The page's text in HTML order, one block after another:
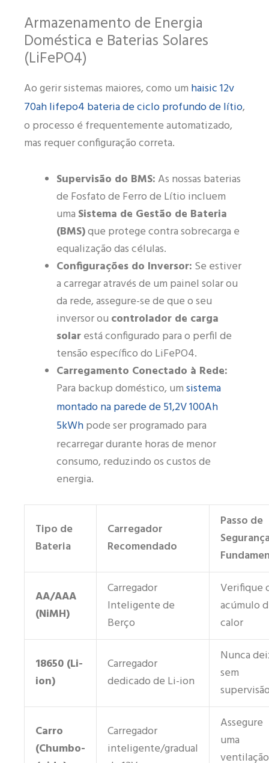
Armazenamento de Energia
Doméstica e Baterias Solares
(LiFePO4)
Ao gerir sistemas maiores, como um haisic 12v
70ah lifepo4 bateria de ciclo profundo de lítio,
o processo é frequentemente automatizado,
mas requer configuração correta.
Supervisão do BMS:As nossas baterias
de Fosfato de Ferro de Lítio incluem
uma Sistema de Gestão de Bateria
(BMS)que protege contra sobrecarga e
equalização das células.
Configurações do Inversor: Se estiver
a carregar através de um painel solar ou
da rede, assegure-se de que o seu
inversor ou controlador de carga
solarestá configurado para o perfil de
tensão específico do LiFePO4.
Carregamento Conectado à Rede:
Para backup doméstico, umsistema
montado na parede de 51,2V 100Ah
5kWhpode ser programado para
recarregar durante horas de menor
consumo, reduzindo os custos de
energia.
Tipo de
Bateria
Carregador
Recomendado
Passo de
AA/AAA
(NiMH)
Carregador
Inteligente de
Berço
Verifique
acúmulo
calor
18650 (Li-
ion)
Carregador
dedicado de Li-ion
Nunca
sem
Carro
(Chumbo-
Carregador
inteligente/gradual
Assegure
uma
ventilação